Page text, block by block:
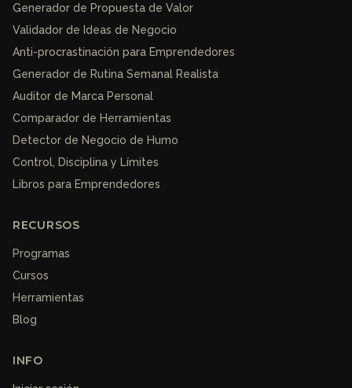
Generador de Propuesta de Valor
Validador de Ideas de Negocio
Anti-procrastinación para Emprendedores
Generador de Rutina Semanal Realista
Auditor de Marca Personal
Comparador de Herramientas
Detector de Negocio de Humo
Control, Disciplina y Límites
Libros para Emprendedores
RECURSOS
Programas
Cursos
Herramientas
Blog
INFO